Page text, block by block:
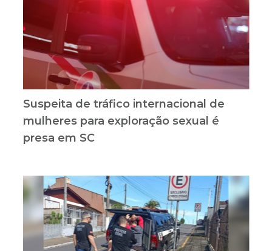
Suspeita de tráfico internacional de
mulheres para exploração sexual é
presa em SC